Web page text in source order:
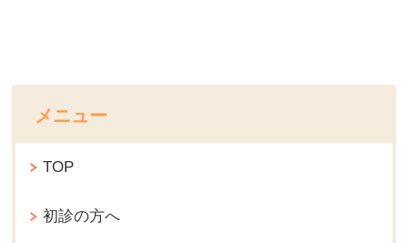
メニュー
TOP
初診の方へ